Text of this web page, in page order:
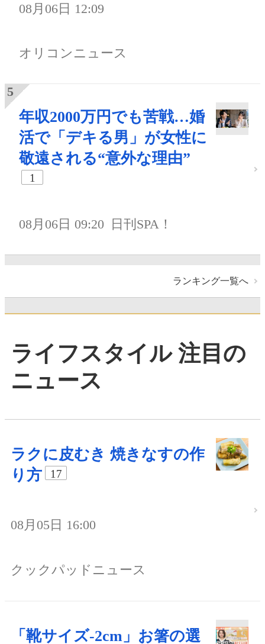
08月06日 12:09
オリコンニュース
年収2000万円でも苦戦…婚
活で「デキる男」が女性に
敬遠される“意外な理由”
1
08月06日 09:20 日刊SPA！
ランキング一覧へ
ライフスタイル 注目の
ニュース
ラクに皮むき 焼きなすの作
り方
17
08月05日 16:00
クックパッドニュース
「靴サイズ-2cm」お箸の選